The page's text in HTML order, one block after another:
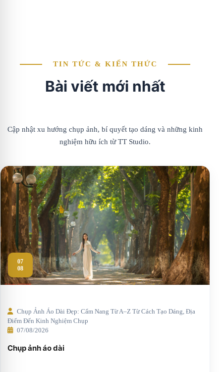
TIN TỨC & KIẾN THỨC
Bài viết mới nhất
Cập nhật xu hướng chụp ảnh, bí quyết tạo dáng và những kinh
nghiệm hữu ích từ TT Studio.
07
08
Chụp Ảnh Áo Dài Đẹp: Cẩm Nang Từ A–Z Từ Cách Tạo Dáng, Địa
Điểm Đến Kinh Nghiệm Chụp
07/08/2026
Chụp ảnh áo dài